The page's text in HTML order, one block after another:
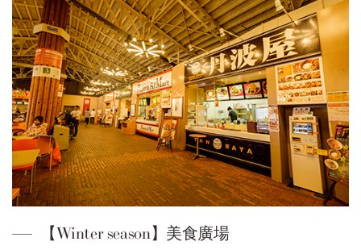
【Winter season】美食廣場